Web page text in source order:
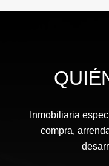
Inmobiliaria
compra,